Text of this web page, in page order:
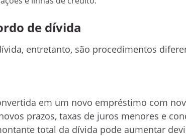
de dívida
entretanto, são procedimentos
em um novo empréstimo com
prazos, taxas de juros menores e
total da dívida pode aumentar